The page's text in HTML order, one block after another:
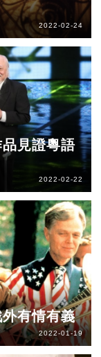
2022-02-24
見證粵語
2022-02-22
有情有義
2022-01-19